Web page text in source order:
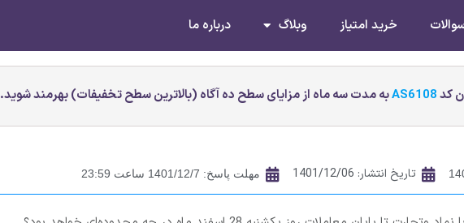
خرید امتیاز وبلاگ درباره ما
کدAS6108به مدت سه ماه از مزایای سطح ده آگاه (بالاترین سطح تخفیفات) بهرمند شوید.
تاریخ انتشار: 1401/12/06 مهلت پاسخ: 1401/12/7 ساعت 23:59